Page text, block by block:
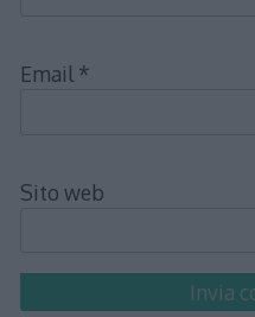
Email *
Sito web